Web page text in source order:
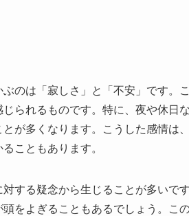
のは「寂しさ」と「不安」です。
られるものです。特に、夜や休日
が多くなります。こうした感情は
こともあります。
する疑念から生じることが多いで
頭をよぎることもあるでしょう。こ